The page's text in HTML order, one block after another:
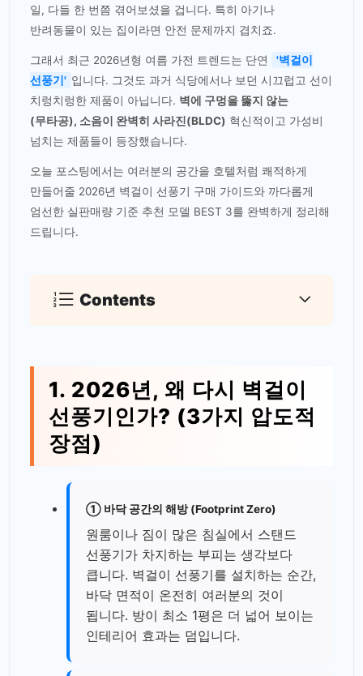
일, 다들 한 번쯤 겪어보셨을 겁니다. 특히 아기나
반려동물이 있는 집이라면 안전 문제까지 겹치죠.
그래서 최근 2026년형 여름 가전 트렌드는 단연
'벽걸이
선풍기' 입니다. 그것도 과거 식당에서나 보던 시끄럽고 선이
치렁치렁한 제품이 아닙니다. 벽에 구멍을 뚫지 않는
(무타공), 소음이 완벽히 사라진(BLDC) 혁신적이고 가성비
넘치는 제품들이 등장했습니다.
오늘 포스팅에서는 여러분의 공간을 호텔처럼 쾌적하게
만들어줄 2026년 벽걸이 선풍기 구매 가이드와 까다롭게
엄선한 실판매량 기준 추천 모델 BEST 3를 완벽하게 정리해
드립니다.
Contents
1. 2026년, 왜 다시 벽걸이
선풍기인가? (3가지 압도적
장점)
① 바닥 공간의 해방 (Footprint Zero)
원룸이나 짐이 많은 침실에서 스탠드
선풍기가 차지하는 부피는 생각보다
큽니다. 벽걸이 선풍기를 설치하는 순간,
바닥 면적이 온전히 여러분의 것이
됩니다. 방이 최소 1평은 더 넓어 보이는
인테리어 효과는 덤입니다.